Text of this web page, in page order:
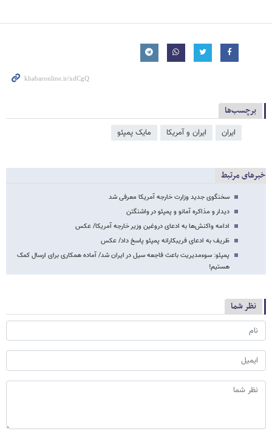
برچسب‌ها
ایران ایران و آمریکا مایک پمپئو
خبرهای مرتبط
سخنگوی جدید وزارت خارجه آمریکا معرفی شد
دیدار و مذاکره آمانو و پمپئو در واشنگتن
ادامه واکنش‌ها به ادعای دروغین وزیر خارجه آمریکا/ عکس
ظریف به ادعای فریبکارانه پمپئو پاسخ داد/ عکس
پمپئو: سوءمدیریت باعث فاجعه سیل در ایران شد/ آماده همکاری برای ارسال کمک
هستیم!
نظر شما